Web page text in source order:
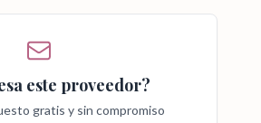
este proveedor?
gratis y sin compromiso